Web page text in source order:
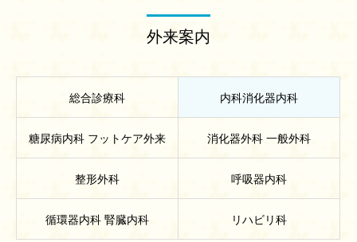
外来案内
総合診療科 内科消化器内科
糖尿病内科 フットケア外来 消化器外科 一般外科
整形外科 呼吸器内科
循環器内科 腎臓内科 リハビリ科